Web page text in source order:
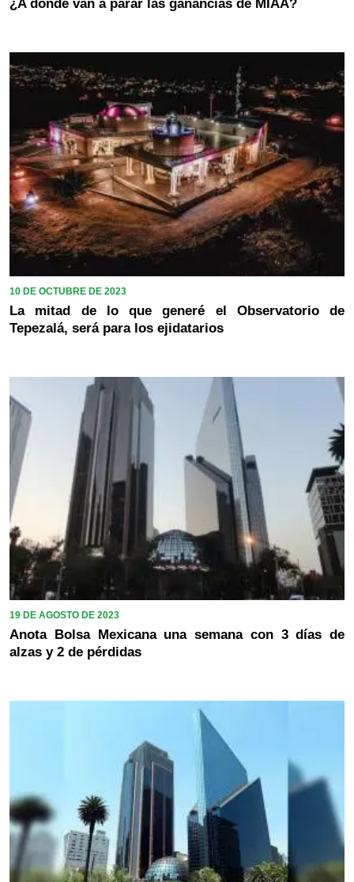
¿A donde van a parar las ganancias de MIAA?
10 DE OCTUBRE DE 2023
La mitad de lo que generé el Observatorio de
Tepezalá, será para los ejidatarios
19 DE AGOSTO DE 2023
Anota Bolsa Mexicana una semana con 3 días de
alzas y 2 de pérdidas